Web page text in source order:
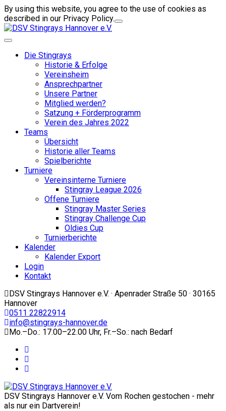
By using this website, you agree to the use of cookies as
described in our Privacy Policy.
Die Stingrays
Historie & Erfolge
Vereinsheim
Ansprechpartner
Unsere Partner
Mitglied werden?
Satzung + Förderprogramm
Verein des Jahres 2022
Teams
Übersicht
Historie aller Teams
Spielberichte
Turniere
Vereinsinterne Turniere
Stingray League 2026
Offene Turniere
Stingray Master Series
Stingray Challenge Cup
Oldies Cup
Turnierberichte
Kalender
Kalender Export
Login
Kontakt
DSV Stingrays Hannover e.V. · Apenrader Straße 50 · 30165
Hannover
0511 22822914
info@stingrays-hannover.de
Mo.–Do.: 17.00–22.00 Uhr, Fr.–So.: nach Bedarf
DSV Stingrays Hannover e.V. Vom Rochen gestochen - mehr
als nur ein Dartverein!